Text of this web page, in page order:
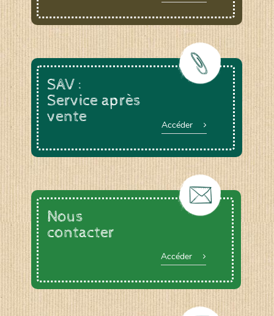
SAV :
Service après
vente
Accéder
Nous
contacter
Accéder